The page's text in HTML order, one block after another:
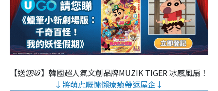
【送您🐯】韓國超人氣文創品牌MUZIK TIGER 冰感風扇！
↓將萌虎嘅慵懶療癒帶返屋企↓